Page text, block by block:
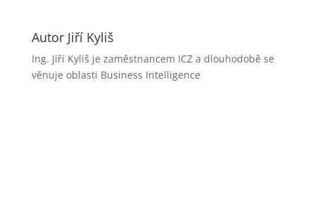
Autor Jiří Kyliš
Ing. Jiří Kyliš je zaměstnancem ICZ a dlouhodobě se
věnuje oblasti Business Intelligence